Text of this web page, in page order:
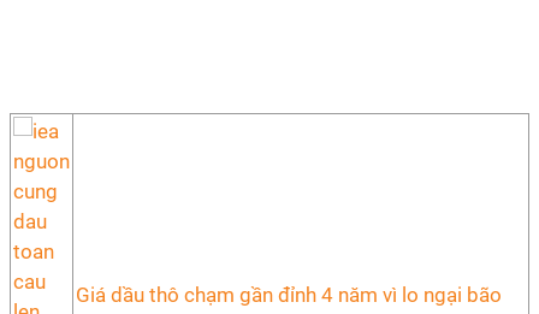
Giá dầu thô chạm gần đỉnh 4 năm vì lo ngại bão